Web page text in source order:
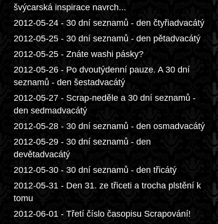
švýcarská inspirace navrch...
2012-05-24 - 30 dní seznamů - den čtyřiadvacátý
2012-05-25 - 30 dní seznamů - den pětadvacátý
2012-05-25 - Znáte washi pásky?
2012-05-26 - Po dvoutýdenní pauze. A 30 dní
seznamů - den šestadvacátý
2012-05-27 - Scrap-neděle a 30 dní seznamů -
den sedmadvacátý
2012-05-28 - 30 dní seznamů - den osmadvacátý
2012-05-29 - 30 dní seznamů - den
devětadvacátý
2012-05-30 - 30 dní seznamů - den třicátý
2012-05-31 - Den 31. ze třiceti a trocha plstění k
tomu
2012-06-01 - Třetí číslo časopisu Scrapování!